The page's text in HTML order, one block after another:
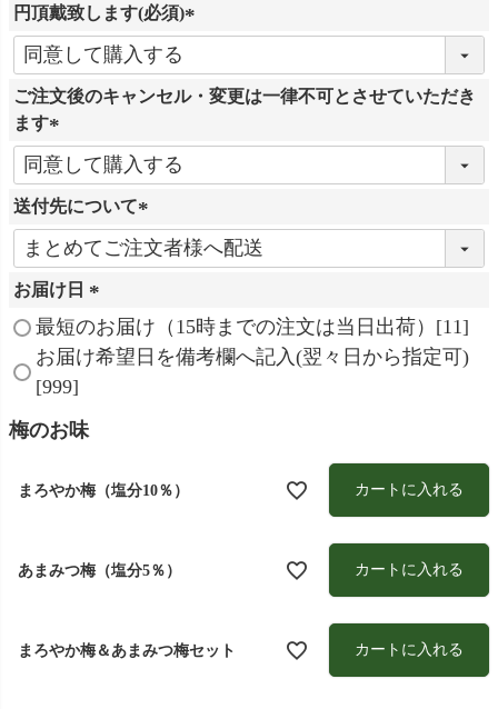
円頂戴致します(必須)
必
須
ご注文後のキャンセル・変更は一律不可とさせていただき
ます
(
必
須
)
送付先について
(
必
)
お届け日
(
必
最短のお届け（15時までの注文は当日出荷）[11]
お届け希望日を備考欄へ記入(翌々日から指定可)
[999]
梅のお味
まろやか梅（塩分10％） カートに入れる
あまみつ梅（塩分5％） カートに入れる
まろやか梅＆あまみつ梅セット カートに入れる